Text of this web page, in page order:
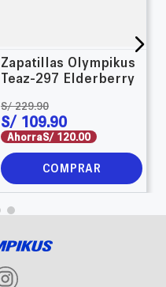
Zapatillas Olympikus
Teaz-297 Elderberry
S/ 229.90
S/ 109.90
AhorraS/ 120.00
COMPRAR